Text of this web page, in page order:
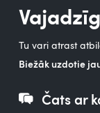
Tu vari atrast
Biežāk uzdotie
Čats ar